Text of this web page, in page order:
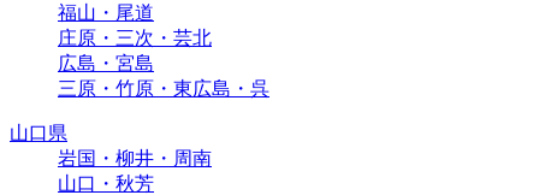
福山・尾道
庄原・三次・芸北
広島・宮島
三原・竹原・東広島・呉
山口県
岩国・柳井・周南
山口・秋芳